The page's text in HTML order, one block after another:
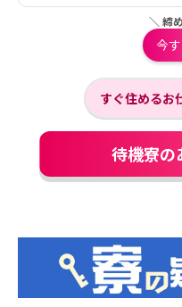
＼ 締
今
すぐ住めるお
待機寮の